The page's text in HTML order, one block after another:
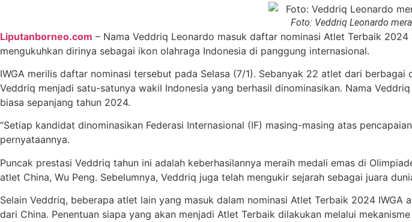
Foto: Veddriq Leonardo
Liputanborneo.com – Nama Veddriq Leonardo masuk daftar nominasi Atlet Terbaik
mengukuhkan dirinya sebagai ikon olahraga Indonesia di panggung internasional.
IWGA merilis daftar nominasi tersebut pada Selasa (7/1). Sebanyak 22 atlet dari
Veddriq menjadi satu-satunya wakil Indonesia yang berhasil dinominasikan. Nama
biasa sepanjang tahun 2024.
“Setiap kandidat dinominasikan Federasi Internasional (IF) masing-masing atas
pernyataannya.
Puncak prestasi Veddriq tahun ini adalah keberhasilannya meraih medali emas di
atlet China, Wu Peng. Sebelumnya, Veddriq juga telah mengukir sejarah sebagai juara
Selain Veddriq, beberapa atlet lain yang masuk dalam nominasi Atlet Terbaik 2024
dari China. Penentuan siapa yang akan menjadi Atlet Terbaik dilakukan melalui